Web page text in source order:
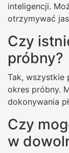
inteligencji.
otrzymywać
Czy
próbny?
Tak, wszystkie
okres próbny.
dokonywania
Czy
w